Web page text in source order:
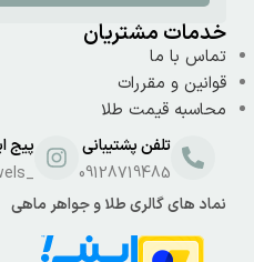
خدمات مشتریان
تماس با ما
قوانین و مقررات
محاسبه قیمت طلا
تلفن پشتیبانی
09128719485
پیج
_mahi_jewels
نماد های گالری طلا و جواهر ماهی